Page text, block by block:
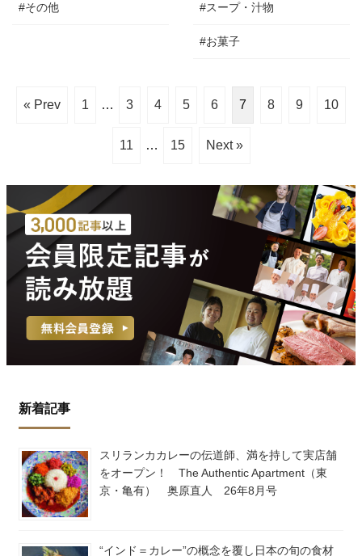
#その他 #スープ・汁物
#お菓子
« Prev 1 … 3 4 5 6 7 8 9 10
11 … 15 Next »
新着記事
スリランカカレーの伝道師、満を持して実店舗
をオープン！ The Authentic Apartment（東
京・亀有） 奥原直人 26年8月号
“インド＝カレー”の概念を覆し日本の旬の食材